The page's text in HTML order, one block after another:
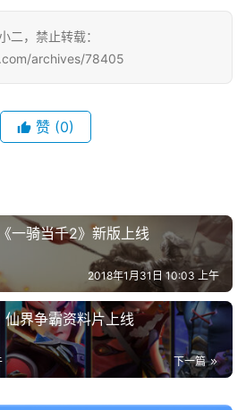
二，禁止转载：
archives/78405
赞 (0)
一骑当千2》新版上线
2018年1月31日 10:03 上午
界争霸资料片上线
下一篇